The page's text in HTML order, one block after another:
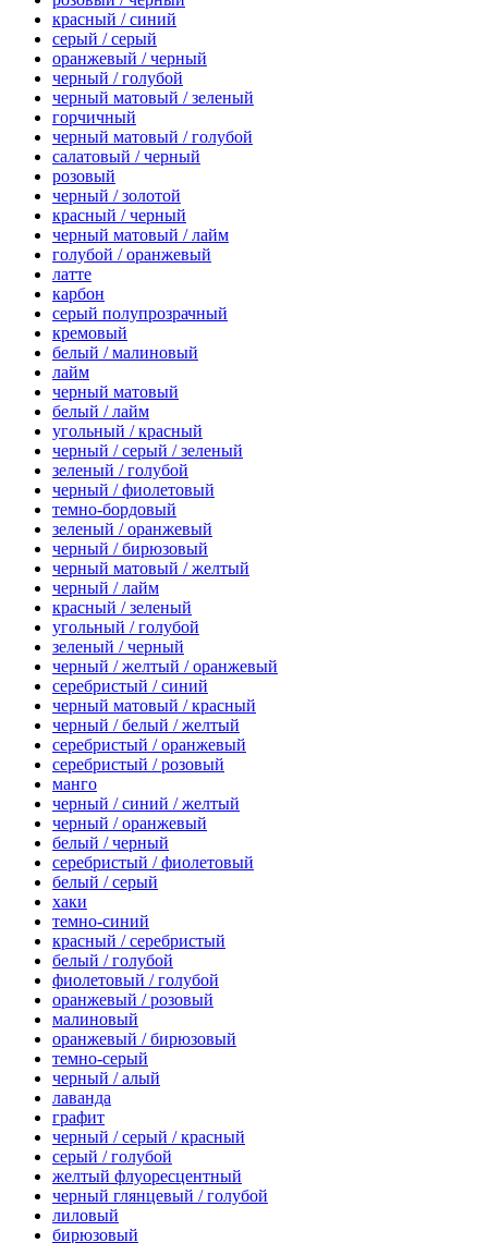
красный / синий
серый / серый
оранжевый / черный
черный / голубой
черный матовый / зеленый
горчичный
черный матовый / голубой
салатовый / черный
розовый
черный / золотой
красный / черный
черный матовый / лайм
голубой / оранжевый
латте
карбон
серый полупрозрачный
кремовый
белый / малиновый
лайм
черный матовый
белый / лайм
угольный / красный
черный / серый / зеленый
зеленый / голубой
черный / фиолетовый
темно-бордовый
зеленый / оранжевый
черный / бирюзовый
черный матовый / желтый
черный / лайм
красный / зеленый
угольный / голубой
зеленый / черный
черный / желтый / оранжевый
серебристый / синий
черный матовый / красный
черный / белый / желтый
серебристый / оранжевый
серебристый / розовый
манго
черный / синий / желтый
черный / оранжевый
белый / черный
серебристый / фиолетовый
белый / серый
хаки
темно-синий
красный / серебристый
белый / голубой
фиолетовый / голубой
оранжевый / розовый
малиновый
оранжевый / бирюзовый
темно-серый
черный / алый
лаванда
графит
черный / серый / красный
серый / голубой
желтый флуоресцентный
черный глянцевый / голубой
лиловый
бирюзовый